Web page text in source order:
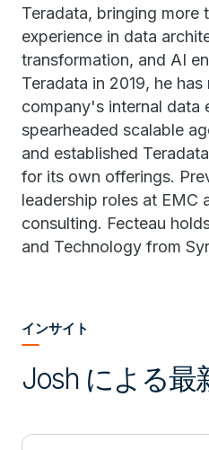
Teradata, bringing
experience in data
transformation, and AI
Teradata in 2019, he
company's internal data
spearheaded scalable
and established
for its own offerings.
leadership roles at EMC
consulting. Fecteau
and Technology from
インサイト
Josh による最